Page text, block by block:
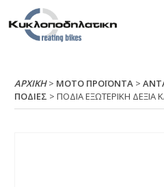
ΑΡΧΙΚΉ> ΜΟΤΟ ΠΡΟΪΟΝΤΑ >
ΠΟΔΙΕΣ > ΠΟΔΙΑ ΕΞΩΤΕΡΙΚΗ ΔΕΞΙΑ